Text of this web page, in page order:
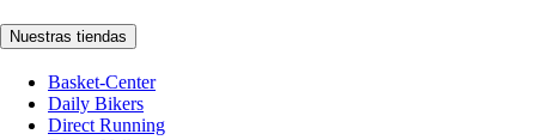
Nuestras tiendas
Basket-Center
Daily Bikers
Direct Running